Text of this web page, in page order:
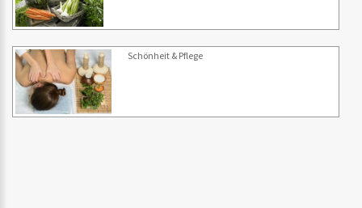
Schönheit & Pflege